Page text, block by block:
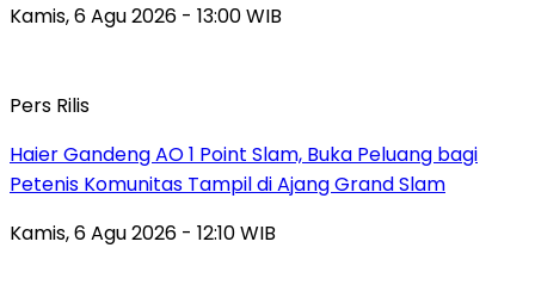
Kamis, 6 Agu 2026 - 13:00 WIB
Pers Rilis
Haier Gandeng AO 1 Point Slam, Buka Peluang bagi
Petenis Komunitas Tampil di Ajang Grand Slam
Kamis, 6 Agu 2026 - 12:10 WIB